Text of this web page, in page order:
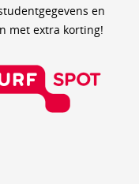
en
met extra korting!